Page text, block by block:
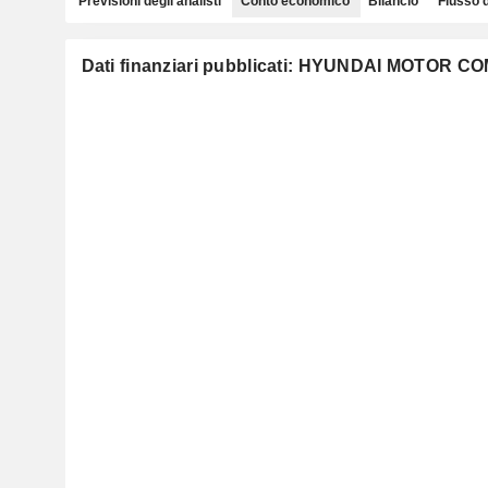
Dati finanziari pubblicati: HYUNDAI MOTOR